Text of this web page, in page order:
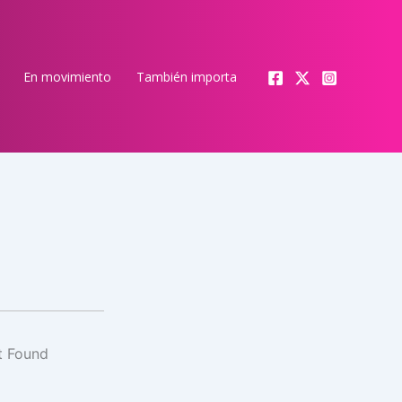
En movimiento También importa